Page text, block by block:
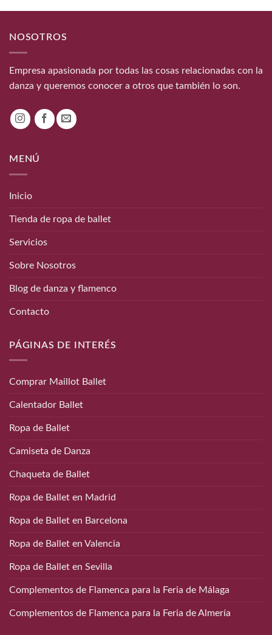
NOSOTROS
Empresa apasionada por todas las cosas relacionadas con la
danza y queremos conocer a otros que también lo son.
MENÚ
Inicio
Tienda de ropa de ballet
Servicios
Sobre Nosotros
Blog de danza y flamenco
Contacto
PÁGINAS DE INTERÉS
Comprar Maillot Ballet
Calentador Ballet
Ropa de Ballet
Camiseta de Danza
Chaqueta de Ballet
Ropa de Ballet en Madrid
Ropa de Ballet en Barcelona
Ropa de Ballet en Valencia
Ropa de Ballet en Sevilla
Complementos de Flamenca para la Feria de Málaga
Complementos de Flamenca para la Feria de Almería